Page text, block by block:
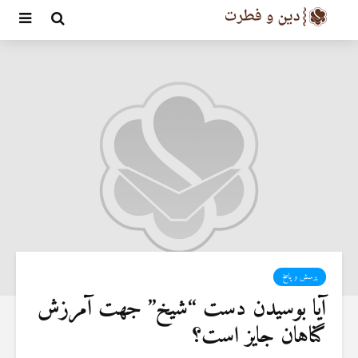
پرسش و پاسخ
آیا بوسیدن دست “شیخ” جهت آمرزش
گناهان جایز است؟